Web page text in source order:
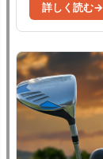
詳しく読む